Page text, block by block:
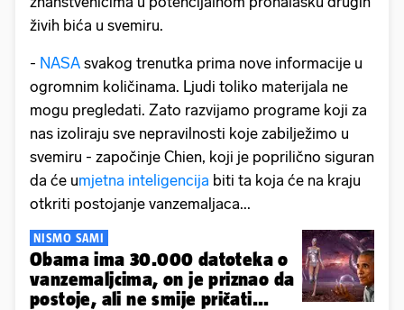
živih bića u svemiru.
- NASA svakog trenutka prima nove informacije u
ogromnim količinama. Ljudi toliko materijala ne
mogu pregledati. Zato razvijamo programe koji za
nas izoliraju sve nepravilnosti koje zabilježimo u
svemiru - započinje Chien, koji je poprilično siguran
da će umjetna inteligencija biti ta koja će na kraju
otkriti postojanje vanzemaljaca...
NISMO SAMI
Obama ima 30.000 datoteka o
vanzemaljcima, on je priznao da
postoje, ali ne smije pričati...